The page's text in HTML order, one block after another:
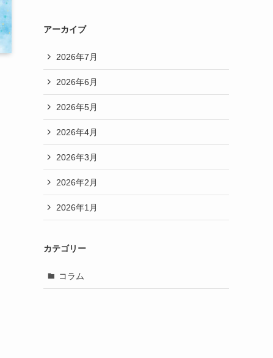
アーカイブ
2026年7月
2026年6月
2026年5月
2026年4月
2026年3月
2026年2月
2026年1月
カテゴリー
コラム